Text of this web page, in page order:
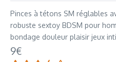
Pinces à tétons SM réglables
robuste sextoy BDSM pour
bondage douleur plaisir jeux
réglables FOPS I05
9€